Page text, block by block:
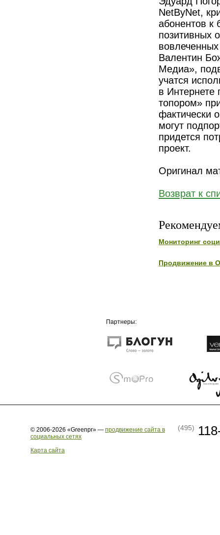
NetByNet,
абонентов к
позитивных
Валентин
Медиа»,
учатся
в Интернете
топором»
фактически
могут
придется
проект.
Оригинал
Возврат к
Мониторинг
Продвижение в
Партнеры:
© 2006-2026 «Greenpr» — продвижение сайта в
социальных сетях
Карта сайта
(495)